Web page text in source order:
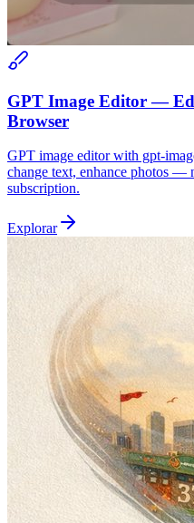
GPT Image Editor —
Browser
GPT image editor with gpt-
change text, enhance photos —
subscription.
Explorar